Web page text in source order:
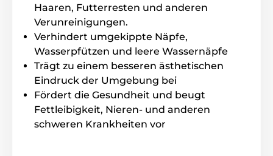
Sie den Brunnen mithilfe des mitgelieferten Adapters
in das Netz.
Technische Spezifikationen können ohne vorherige
Ankündigung geändert werden. Die Bilder dienen nur
zur Illustration.
Das Produkt ist in Kategorien eingeteilt
Trinkbrunnen Plastik
Haaren, Futterresten und anderen
Verunreinigungen.
Verhindert umgekippte Näpfe,
Wasserpfützen und leere Wassernäpfe
Trägt zu einem besseren ästhetischen
Eindruck der Umgebung bei
Fördert die Gesundheit und beugt
Fettleibigkeit, Nieren- und anderen
schweren Krankheiten vor